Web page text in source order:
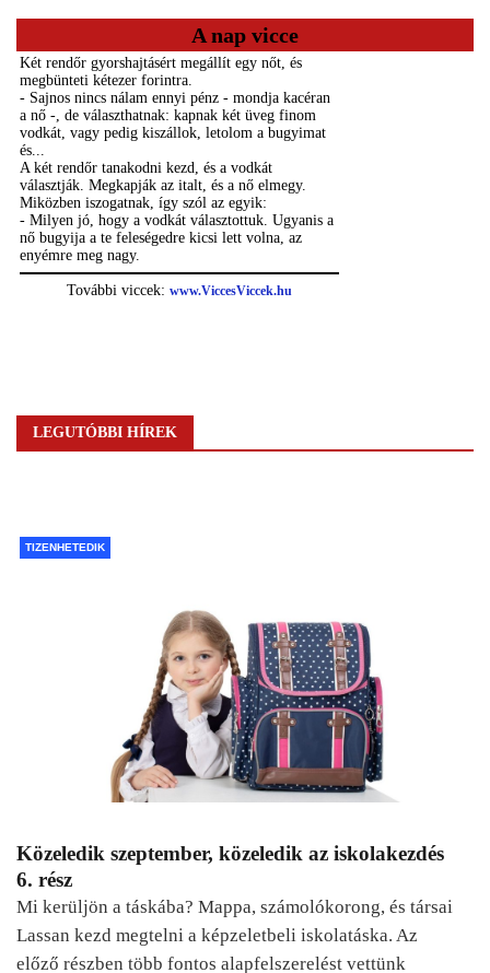
A nap vicce
LEGUTÓBBI HÍREK
TIZENHETEDIK
Közeledik szeptember, közeledik az iskolakezdés
6. rész
Mi kerüljön a táskába? Mappa, számolókorong, és társai
Lassan kezd megtelni a képzeletbeli iskolatáska. Az
előző részben több fontos alapfelszerelést vettünk